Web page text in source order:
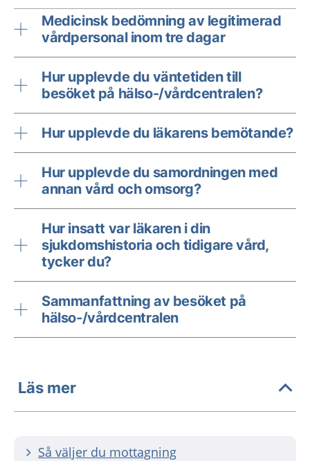
Medicinsk bedömning av legitimerad
vårdpersonal inom tre dagar
Hur upplevde du väntetiden till
besöket på hälso-/vårdcentralen?
Hur upplevde du läkarens bemötande?
Hur upplevde du samordningen med
annan vård och omsorg?
Hur insatt var läkaren i din
sjukdomshistoria och tidigare vård,
tycker du?
Sammanfattning av besöket på
hälso-/vårdcentralen
Läs mer
Så väljer du mottagning